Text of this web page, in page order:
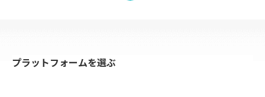
プラットフォームを選ぶ